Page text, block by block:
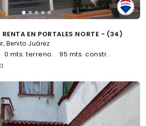
RENTA EN PORTALES NORTE - (34)
Benito Juárez
0 mts. terreno. 95 mts. constr..